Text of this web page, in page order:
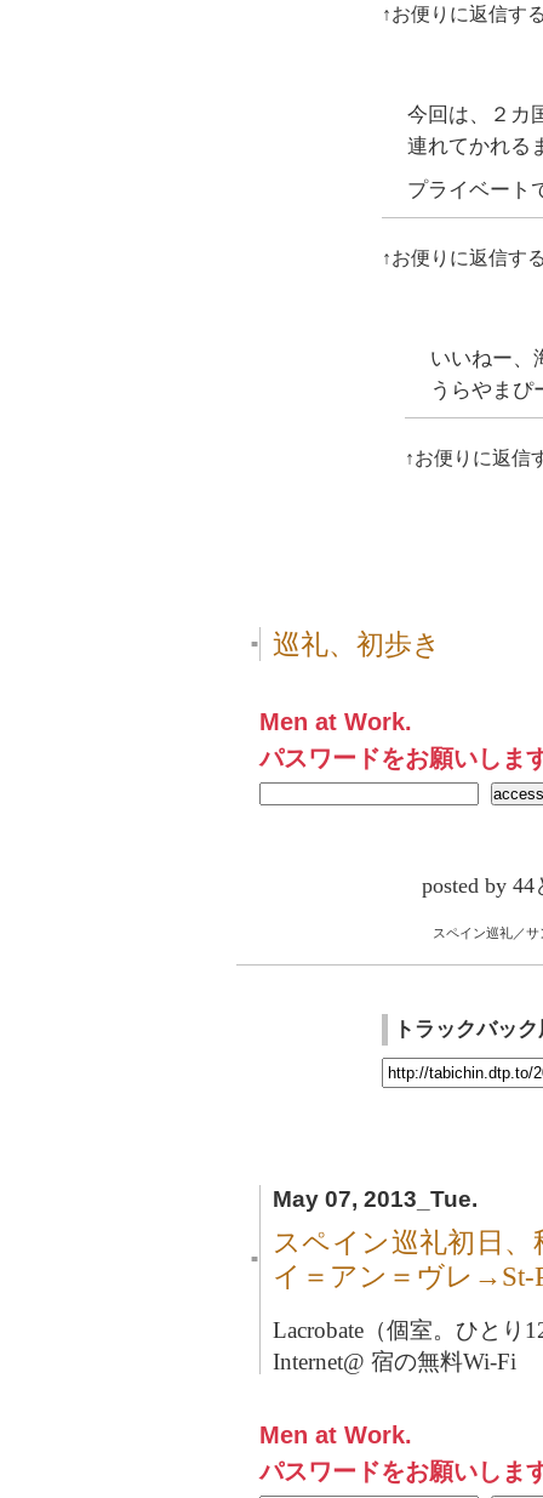
↑お便りに返信す
今回は、２カ
連れてかれる
プライベート
↑お便りに返信す
いいねー、
うらやまぴ
↑お便りに返信
■ 巡礼、初歩き
Men at Work.
パスワードをお願いしま
posted by
スペイン巡礼／
トラックバッ
May 07, 2013_Tue.
■
スペイン巡礼初日
イ＝アン＝ヴレ→St-
Lacrobate（個室。ひとり
Internet@ 宿の無料Wi-Fi
Men at Work.
パスワードをお願いしま